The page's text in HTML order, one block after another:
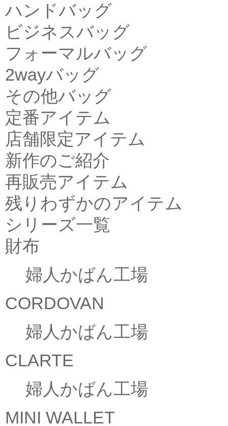
ハンドバッグ
ビジネスバッグ
フォーマルバッグ
2wayバッグ
その他バッグ
定番アイテム
店舗限定アイテム
新作のご紹介
再販売アイテム
残りわずかのアイテム
シリーズ一覧
財布
婦人かばん工場
CORDOVAN
婦人かばん工場
CLARTE
婦人かばん工場
MINI WALLET